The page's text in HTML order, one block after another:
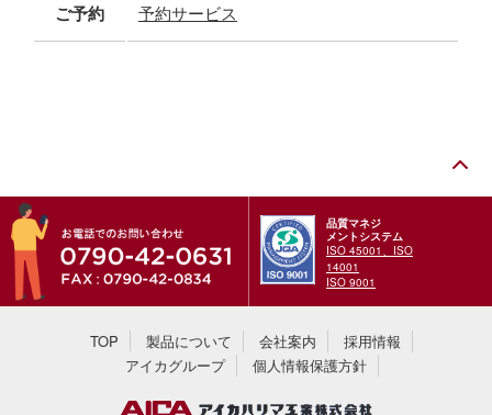
ご予約 予約サービス
品質マネジ
メントシステム
ISO 45001、ISO
14001
ISO 9001
TOP 製品について 会社案内
採用情報
アイカグループ
個人情報保護方針